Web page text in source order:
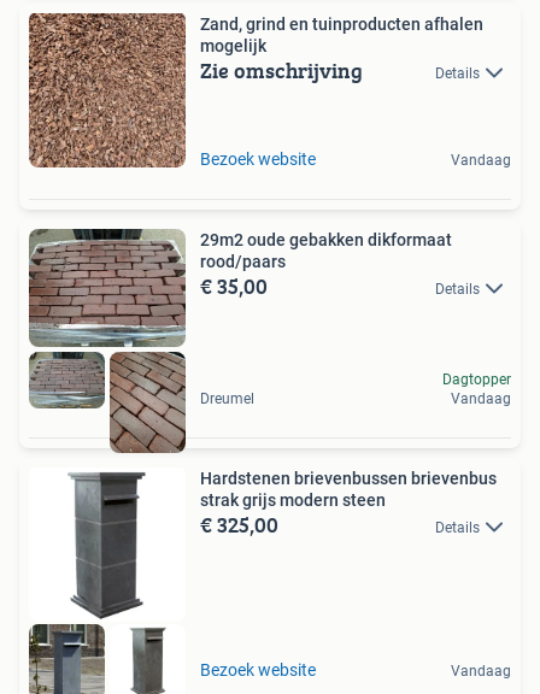
Zand, grind en tuinproducten afhalen
mogelijk
Zie omschrijving Details
Bezoek website Vandaag
29m2 oude gebakken dikformaat
rood/paars
€ 35,00 Details
Dreumel
Dagtopper
Vandaag
Hardstenen brievenbussen brievenbus
strak grijs modern steen
€ 325,00 Details
Bezoek website Vandaag